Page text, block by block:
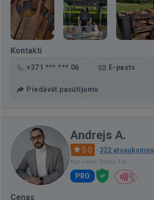
Kontakti
+371 *** *** 06 E-pasts
Piedāvāt pasūtījumu
Andrejs A.
5.0 · 322 atsauksmes
Bija vietnē: Pirms 9 st.
PRO
Cenas